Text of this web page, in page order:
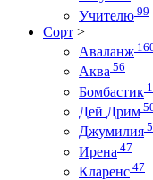
Учителю 99
Сорт >
Аваланж
Аква 56
Бомбастик
Дей Дрим
Джумилия
Ирена 47
Кларенс 47